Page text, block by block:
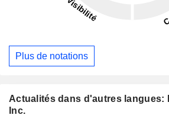
Actualités dans d'autres langues:
Inc.
Plus de notations